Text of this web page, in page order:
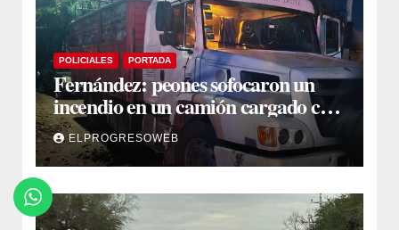
POLICIALES PORTADA
Fernández: peones sofocaron un
incendio en un camión cargado con
carbón sacando agua de una
acequia
ELPROGRESOWEB